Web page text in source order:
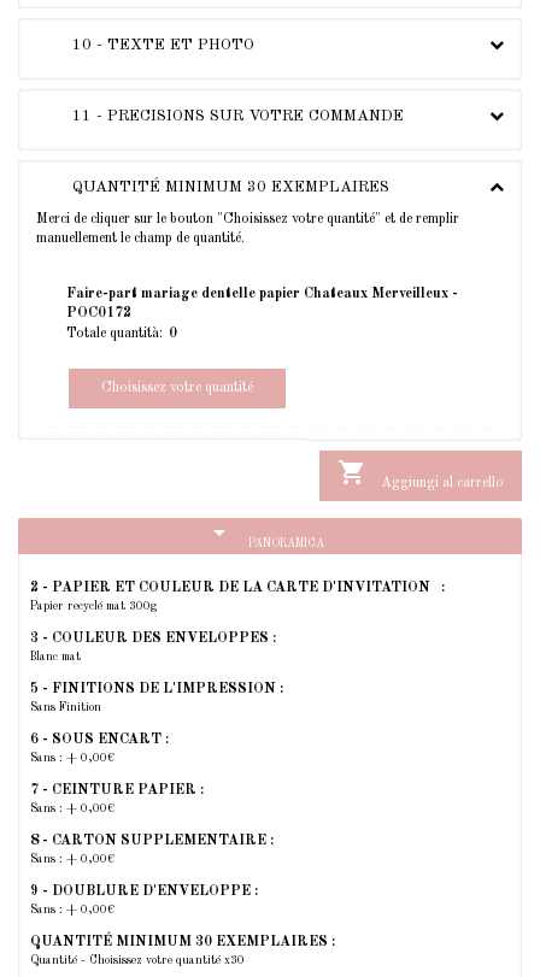
10 - TEXTE ET PHOTO
11 - PRECISIONS SUR VOTRE COMMANDE
QUANTITÉ MINIMUM 30 EXEMPLAIRES
Merci de cliquer sur le bouton "Choisissez votre quantité" et de remplir
manuellement le champ de quantité.
Faire-part mariage dentelle papier Chateaux Merveilleux -
POC0172
Totale quantità:
Choisissez votre quantité
 Aggiungi al carrello
arrow_drop_down PANORAMICA
2 - PAPIER ET COULEUR DE LA CARTE D'INVITATION :
Papier recyclé mat 300g
3 - COULEUR DES ENVELOPPES :
Blanc mat
5 - FINITIONS DE L'IMPRESSION :
Sans Finition
6 - SOUS ENCART :
Sans : + 0,00€
7 - CEINTURE PAPIER :
Sans : + 0,00€
8 - CARTON SUPPLEMENTAIRE :
Sans : + 0,00€
9 - DOUBLURE D'ENVELOPPE :
Sans : + 0,00€
QUANTITÉ MINIMUM 30 EXEMPLAIRES :
Quantité - Choisissez votre quantité x30